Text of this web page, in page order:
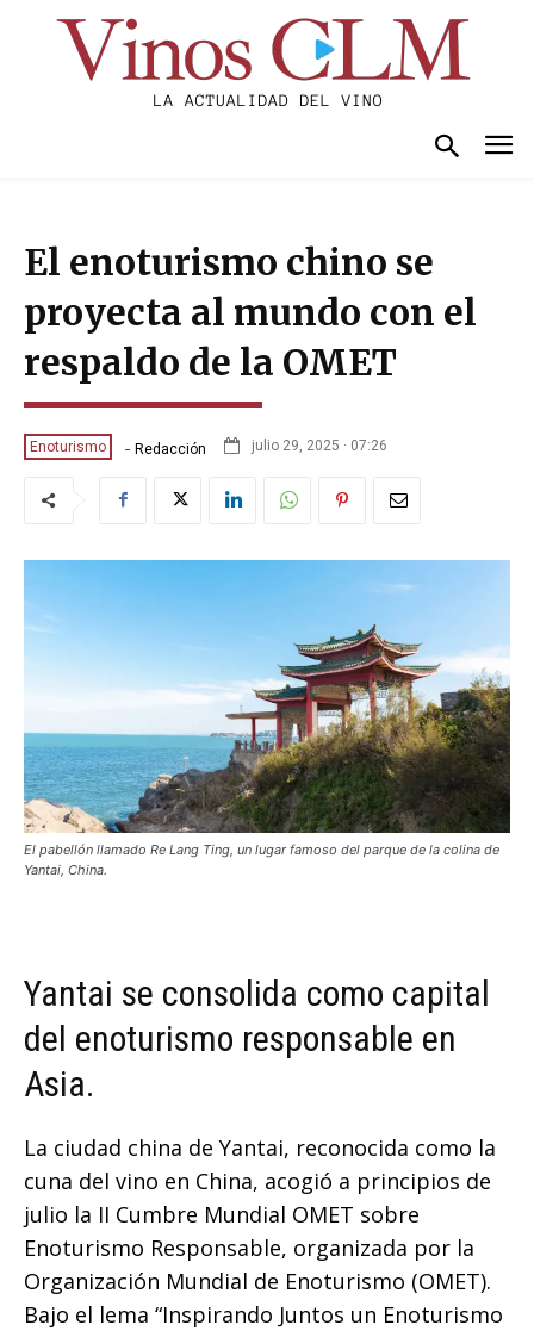
El enoturismo chino se
proyecta al mundo con el
respaldo de la OMET
Enoturismo - Redacción julio 29, 2025 · 07:26
El pabellón llamado Re Lang Ting, un lugar famoso del parque de la colina de
Yantai, China.
Yantai se consolida como capital
del enoturismo responsable en
Asia.
La ciudad china de Yantai, reconocida como la
cuna del vino en China, acogió a principios de
julio la II Cumbre Mundial OMET sobre
Enoturismo Responsable, organizada por la
Organización Mundial de Enoturismo (OMET).
Bajo el lema “Inspirando Juntos un Enoturismo